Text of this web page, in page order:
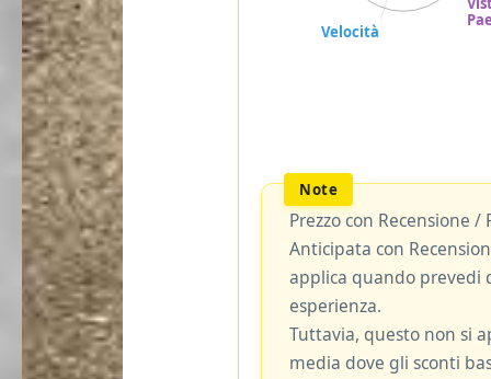
Prezzo con Recensione
Anticipata con
applica quando prevedi
esperienza.
Tuttavia, questo non si
media dove gli sconti